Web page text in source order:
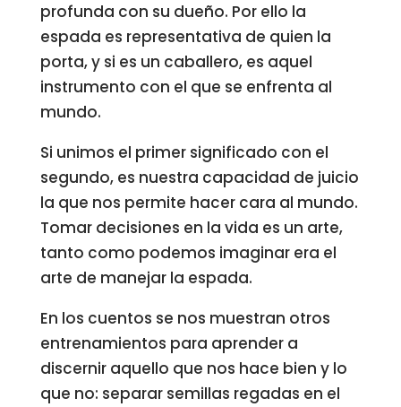
profunda con su dueño. Por ello la
espada es representativa de quien la
porta, y si es un caballero, es aquel
instrumento con el que se enfrenta al
mundo.
Si unimos el primer significado con el
segundo, es nuestra capacidad de juicio
la que nos permite hacer cara al mundo.
Tomar decisiones en la vida es un arte,
tanto como podemos imaginar era el
arte de manejar la espada.
En los cuentos se nos muestran otros
entrenamientos para aprender a
discernir aquello que nos hace bien y lo
que no: separar semillas regadas en el